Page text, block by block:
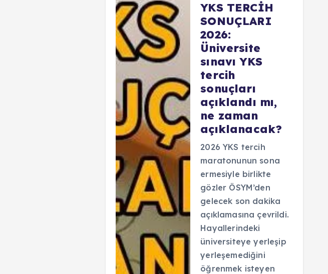
YKS TERCİH
SONUÇLARI
2026:
Üniversite
sınavı YKS
tercih
sonuçları
açıklandı mı,
ne zaman
açıklanacak?
2026 YKS tercih
maratonunun sona
ermesiyle birlikte
gözler ÖSYM’den
gelecek son dakika
açıklamasına çevrildi.
Hayallerindeki
üniversiteye yerleşip
yerleşemediğini
öğrenmek isteyen